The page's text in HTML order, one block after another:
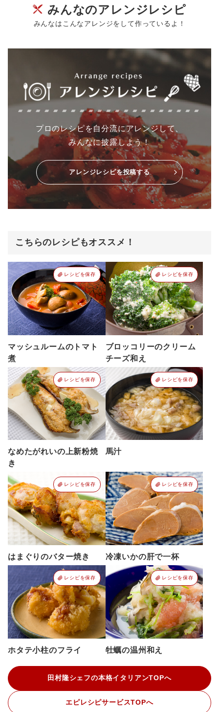
みんなのアレンジレシピ
みんなはこんなアレンジをして作っているよ！
プロのレシピを自分流にアレンジして、
みんなに披露しよう！
アレンジレシピを投稿する
こちらのレシピもオススメ！
レシピを保存
マッシュルームのトマト
煮
レシピを保存
ブロッコリーのクリーム
チーズ和え
レシピを保存
なめたがれいの上新粉焼
き
レシピを保存
馬汁
レシピを保存
はまぐりのバター焼き
レシピを保存
冷凍いかの肝で一杯
レシピを保存
ホタテ小柱のフライ
レシピを保存
牡蠣の温州和え
田村隆シェフの本格イタリアンTOPへ
エピレシピサービスTOPへ